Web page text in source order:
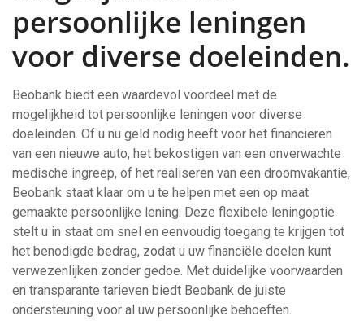
persoonlijke leningen
voor diverse doeleinden.
Beobank biedt een waardevol voordeel met de
mogelijkheid tot persoonlijke leningen voor diverse
doeleinden. Of u nu geld nodig heeft voor het financieren
van een nieuwe auto, het bekostigen van een onverwachte
medische ingreep, of het realiseren van een droomvakantie,
Beobank staat klaar om u te helpen met een op maat
gemaakte persoonlijke lening. Deze flexibele leningoptie
stelt u in staat om snel en eenvoudig toegang te krijgen tot
het benodigde bedrag, zodat u uw financiële doelen kunt
verwezenlijken zonder gedoe. Met duidelijke voorwaarden
en transparante tarieven biedt Beobank de juiste
ondersteuning voor al uw persoonlijke behoeften.